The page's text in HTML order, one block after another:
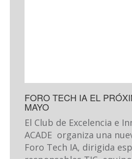
FORO TECH IA EL
MAYO
El Club de Excelencia e
ACADE organiza una
Foro Tech IA, dirigida